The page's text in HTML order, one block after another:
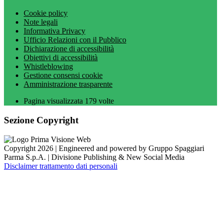
Cookie policy
Note legali
Informativa Privacy
Ufficio Relazioni con il Pubblico
Dichiarazione di accessibilità
Obiettivi di accessibilità
Whistleblowing
Gestione consensi cookie
Amministrazione trasparente
Pagina visualizzata 179 volte
Sezione Copyright
Copyright 2026 | Engineered and powered by Gruppo Spaggiari
Parma S.p.A. | Divisione Publishing & New Social Media
Disclaimer trattamento dati personali